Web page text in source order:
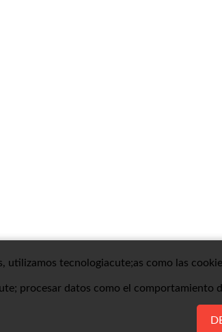
utilizamos tecnologiacute;as como las
procesar datos como el comportamiento